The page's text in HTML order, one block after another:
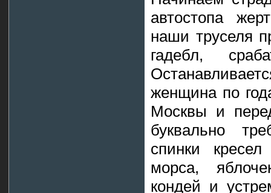
автостопа
наши труселя
гадебл,
женщина по
Москвы и
буквально
спинки
морса,
кондей и